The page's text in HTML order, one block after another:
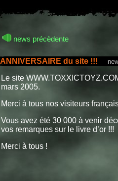
news précèdente
ANNIVERSAIRE du site !!!
Le site
mars 2005.
Merci à tous nos visiteurs
Vous avez été 30 000 à venir
vos remarques sur le livre d’or !!!
Merci à tous !